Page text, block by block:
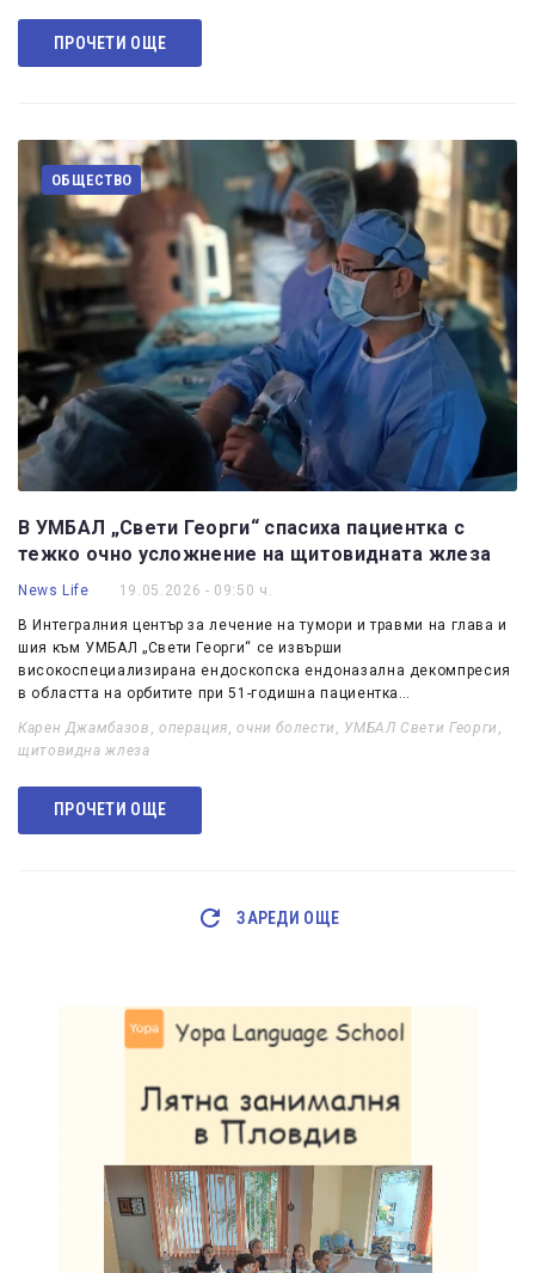
ПРОЧЕТИ ОЩЕ
ОБЩЕСТВО
В УМБАЛ „Свети Георги“ спасиха пациентка с
тежко очно усложнение на щитовидната жлеза
News Life 19.05.2026 - 09:50 ч.
В Интегралния център за лечение на тумори и травми на глава и
шия към УМБАЛ „Свети Георги“ се извърши
високоспециализирана ендоскопска ендоназална декомпресия
в областта на орбитите при 51-годишна пациентка…
Карен Джамбазов операция ,очни болести УМБАЛ Свети Георги
щитовидна жлеза
ПРОЧЕТИ ОЩЕ
ЗАРЕДИ ОЩЕ